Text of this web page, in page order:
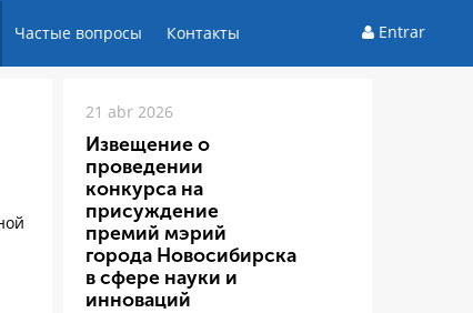
Частые вопросы Контакты Entrar
21 abr 2026
Извещение о
проведении
конкурса на
присуждение
премий мэрий
города Новосибирска
в сфере науки и
инноваций